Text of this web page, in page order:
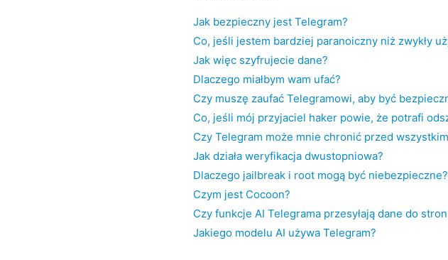
Jak bezpieczny jest Telegram?
Co, jeśli jestem bardziej paranoiczny niż zwykły
Jak więc szyfrujecie dane?
Dlaczego miałbym wam ufać?
Czy muszę zaufać Telegramowi, aby być
Co, jeśli mój przyjaciel haker powie, że potrafi
Czy Telegram może mnie chronić przed
Jak działa weryfikacja dwustopniowa?
Dlaczego jailbreak i root mogą być niebezpieczne?
Czym jest Cocoon?
Czy funkcje AI Telegrama przesyłają dane do
Jakiego modelu AI używa Telegram?